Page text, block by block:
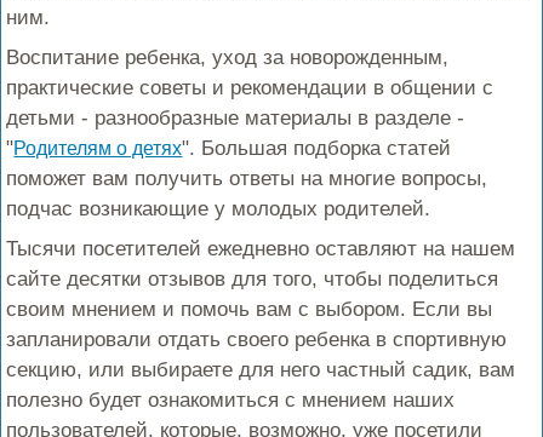
ним.
Воспитание ребенка, уход за новорожденным,
практические советы и рекомендации в общении с
детьми - разнообразные материалы в разделе -
"Родителям о детях". Большая подборка статей
поможет вам получить ответы на многие вопросы,
подчас возникающие у молодых родителей.
Тысячи посетителей ежедневно оставляют на нашем
сайте десятки отзывов для того, чтобы поделиться
своим мнением и помочь вам с выбором. Если вы
запланировали отдать своего ребенка в спортивную
секцию, или выбираете для него частный садик, вам
полезно будет ознакомиться с мнением наших
пользователей, которые, возможно, уже посетили